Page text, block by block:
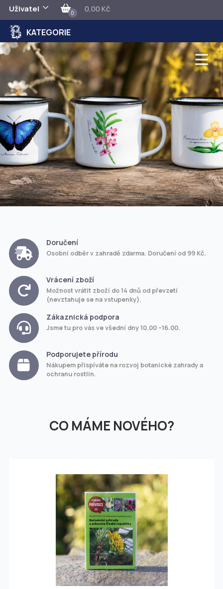
Uživatel 0 0,00 Kč
KATEGORIE
Doručení
Osobní odběr v zahradě zdarma. Doručení od 99 Kč.
Vrácení zboží
Možnost vrátit zboží do 14 dnů od převzetí
(nevztahuje se na vstupenky).
Zákaznická podpora
Jsme tu pro vás ve všední dny 10.00 –16.00.
Podporujete přírodu
Nákupem přispíváte na rozvoj botanické zahrady a
ochranu rostlin.
CO MÁME NOVÉHO?